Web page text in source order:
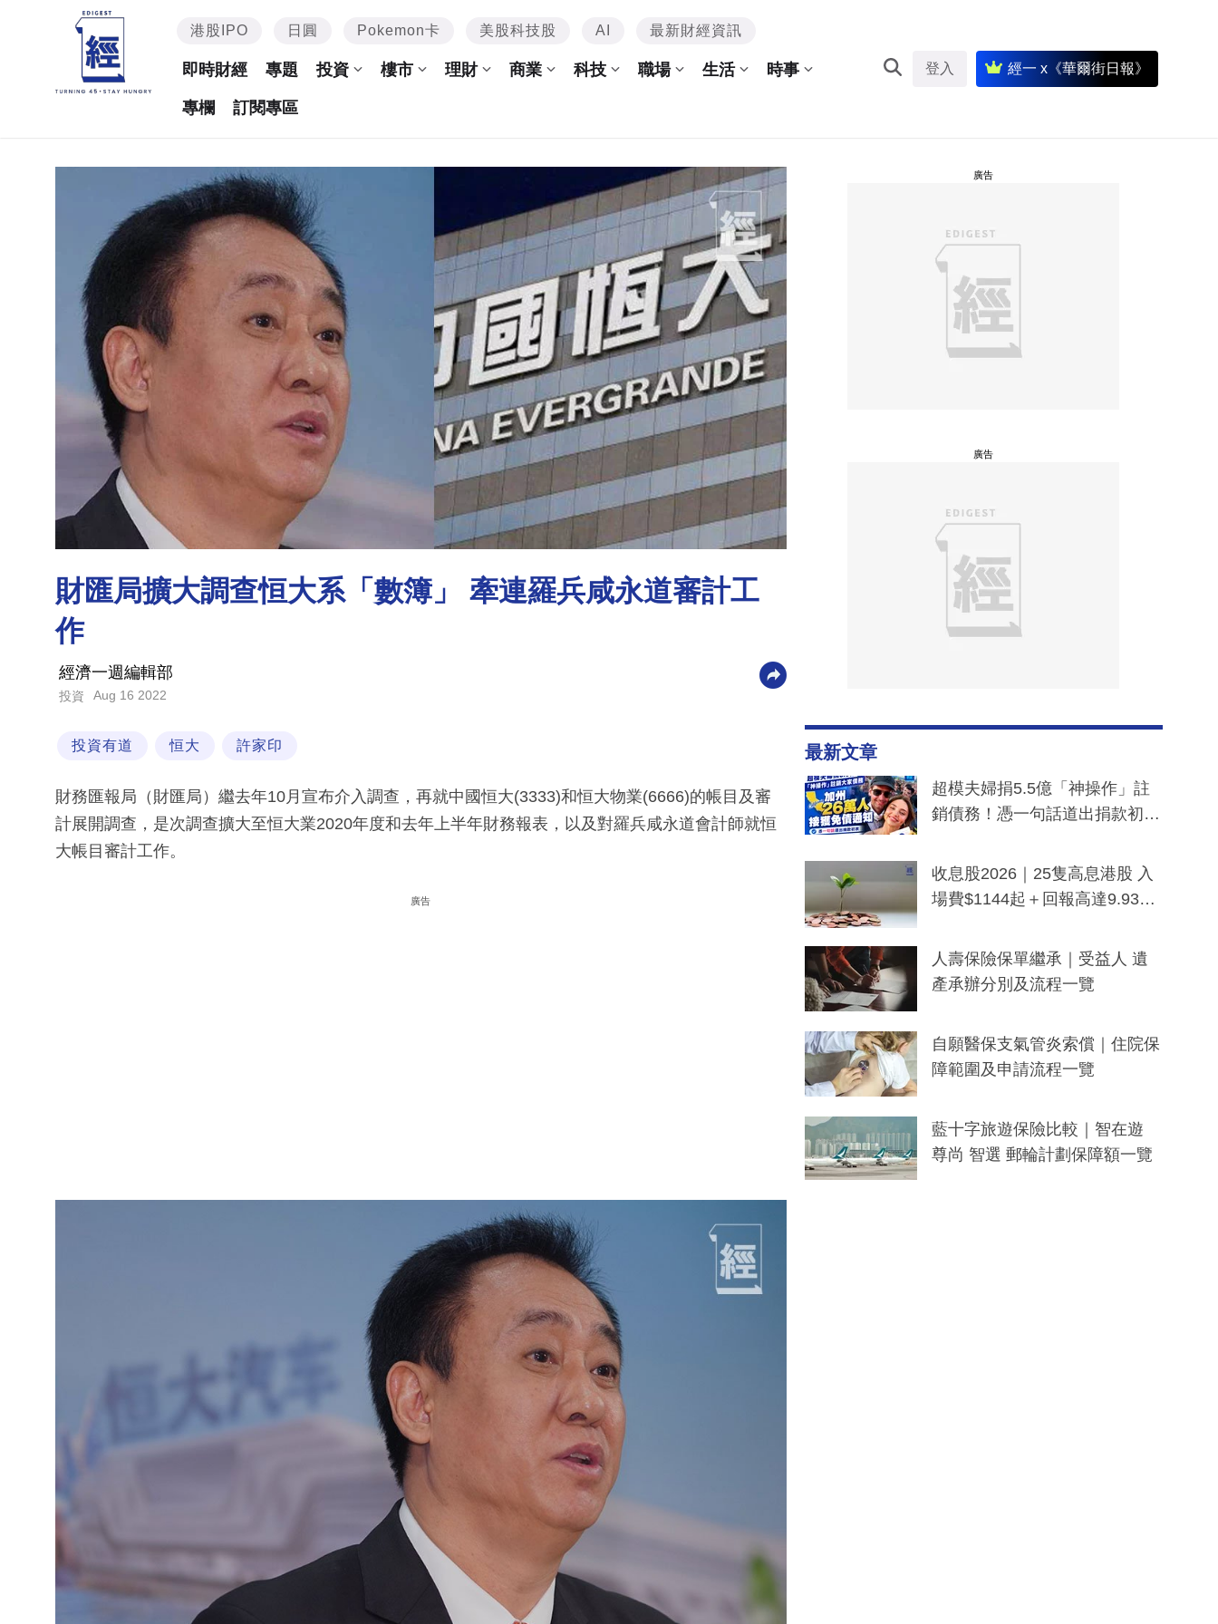
港股IPO 日圓 Pokemon卡 美股科技股 AI 最新財經資訊
即時財經 專題 投資 樓市 理財 商業 科技 職場 生活 時事
專欄 訂閱專區
登入 經一 x《華爾街日報》
財匯局擴大調查恒大系「數簿」 牽連羅兵咸永道審計工
作
經濟一週編輯部
投資 Aug 16 2022
投資有道 恒大 許家印
財務匯報局（財匯局）繼去年10月宣布介入調查，再就中國恒大(3333)和恒大物業(6666)的帳目及審
計展開調查，是次調查擴大至恒大業2020年度和去年上半年財務報表，以及對羅兵咸永道會計師就恒
大帳目審計工作。
廣告
廣告
廣告
最新文章
超模夫婦捐5.5億「神操作」註
銷債務！憑一句話道出捐款初
一度被誤當詐騙手段
收息股2026｜25隻高息港股 入
場費$1144起＋回報高達9.93
人壽保險保單繼承｜受益人 遺
產承辦分別及流程一覽
自願醫保支氣管炎索償｜住院保
障範圍及申請流程一覽
藍十字旅遊保險比較｜智在遊
尊尚 智選 郵輪計劃保障額一覽